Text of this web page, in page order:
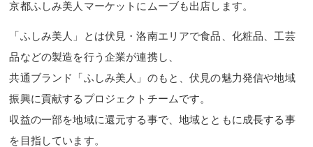
京都ふしみ美人マーケットにムーブも出店します。
「ふしみ美人」とは伏見・洛南エリアで食品、化粧品、工芸
品などの製造を行う企業が連携し、
共通ブランド「ふしみ美人」のもと、伏見の魅力発信や地域
振興に貢献するプロジェクトチームです。
収益の一部を地域に還元する事で、地域とともに成長する事
を目指しています。